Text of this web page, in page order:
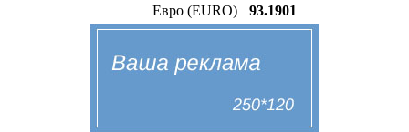
Евро (EURO)
93.1901